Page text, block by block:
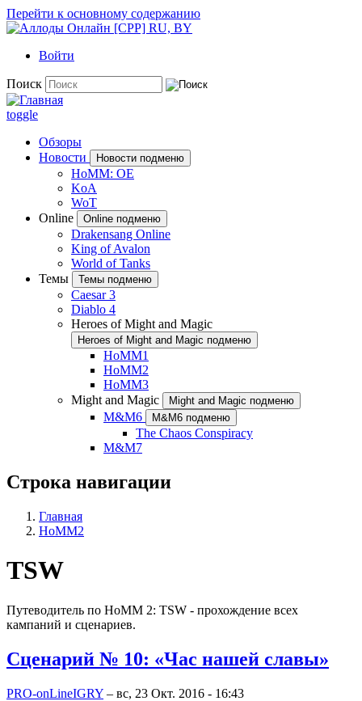
Перейти к основному содержанию
Войти
Поиск
toggle
Обзоры
Новости
Новости подменю
HoMM: OE
KoA
WoT
Online
Online подменю
Drakensang Online
King of Avalon
World of Tanks
Темы
Темы подменю
Caesar 3
Diablo 4
Heroes of Might and Magic
Heroes of Might and Magic подменю
HoMM1
HoMM2
HoMM3
Might and Magic
Might and Magic подменю
M&M6 M&M6 подменю
The Chaos Conspiracy
M&M7
Строка навигации
Главная
HoMM2
TSW
Путеводитель по HoMM 2: TSW - прохождение всех
кампаний и сценариев.
Сценарий № 10: «Час нашей славы»
PRO-onLineIGRY – вс, 23 Окт. 2016 - 16:43